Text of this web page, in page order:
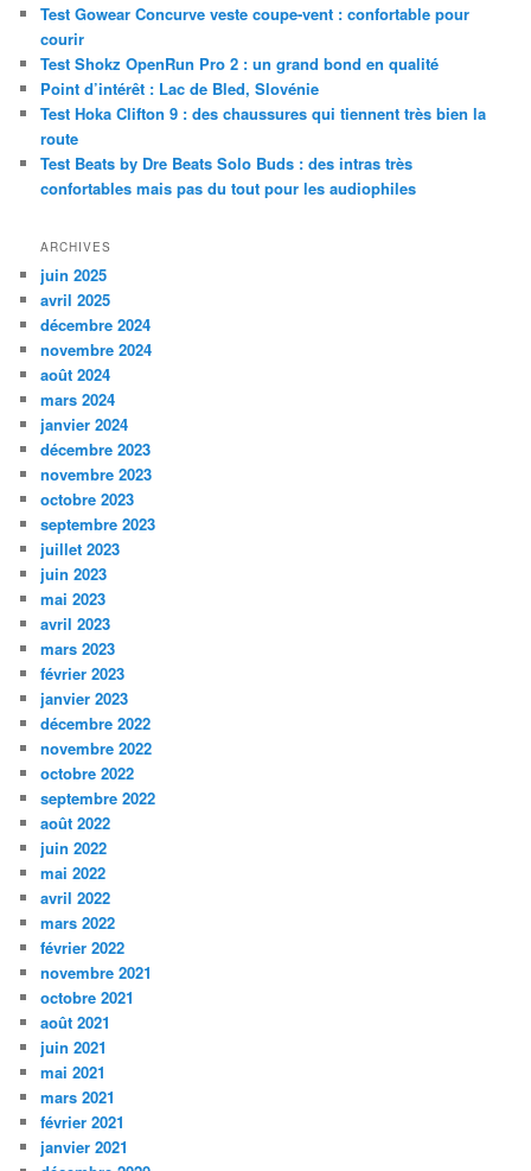
r
c
h
e
Test Gowear Concurve veste coupe-vent : confortable pour
courir
Test Shokz OpenRun Pro 2 : un grand bond en qualité
Point d’intérêt : Lac de Bled, Slovénie
Test Hoka Clifton 9 : des chaussures qui tiennent très bien la
route
Test Beats by Dre Beats Solo Buds : des intras très
confortables mais pas du tout pour les audiophiles
ARCHIVES
juin 2025
avril 2025
décembre 2024
novembre 2024
août 2024
mars 2024
janvier 2024
décembre 2023
novembre 2023
octobre 2023
septembre 2023
juillet 2023
juin 2023
mai 2023
avril 2023
mars 2023
février 2023
janvier 2023
décembre 2022
novembre 2022
octobre 2022
septembre 2022
août 2022
juin 2022
mai 2022
avril 2022
mars 2022
février 2022
novembre 2021
octobre 2021
août 2021
juin 2021
mai 2021
mars 2021
février 2021
janvier 2021